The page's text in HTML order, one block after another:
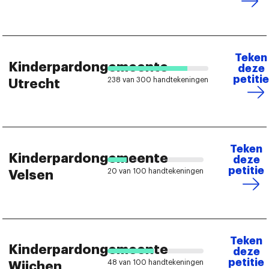
Kinderpardongemeente
Utrecht
238 van 300 handtekeningen
Teken
deze
petitie
Kinderpardongemeente
Velsen
20 van 100 handtekeningen
Teken
deze
petitie
Kinderpardongemeente
48 van 100 handtekeningen
Teken
deze
petitie